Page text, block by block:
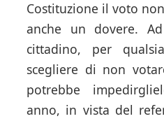
Costituzione il voto
anche un dovere.
cittadino, per
scegliere di non
potrebbe
anno, in vista del